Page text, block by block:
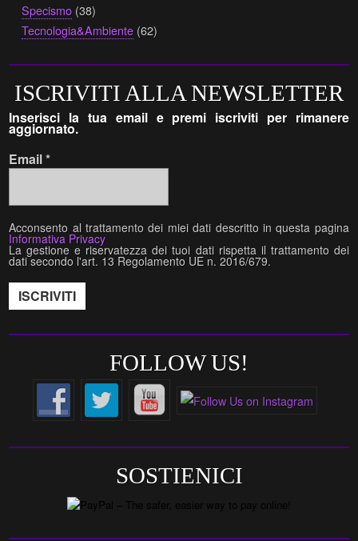
Specismo (38)
Tecnologia&Ambiente (62)
ISCRIVITI ALLA NEWSLETTER
Inserisci la tua email e premi iscriviti per rimanere
aggiornato.
Email*
Acconsento al trattamento dei miei dati descritto in questa pagina
Informativa Privacy
La gestione e riservatezza dei tuoi dati rispetta il trattamento dei
dati secondo l'art. 13 Regolamento UE n. 2016/679.
FOLLOW US!
SOSTIENICI